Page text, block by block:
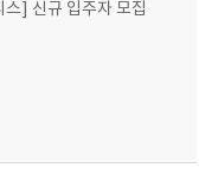
] 신규 입주자 모집